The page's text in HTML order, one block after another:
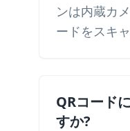
ンは内蔵カ
ードをスキ
QRコード
すか?